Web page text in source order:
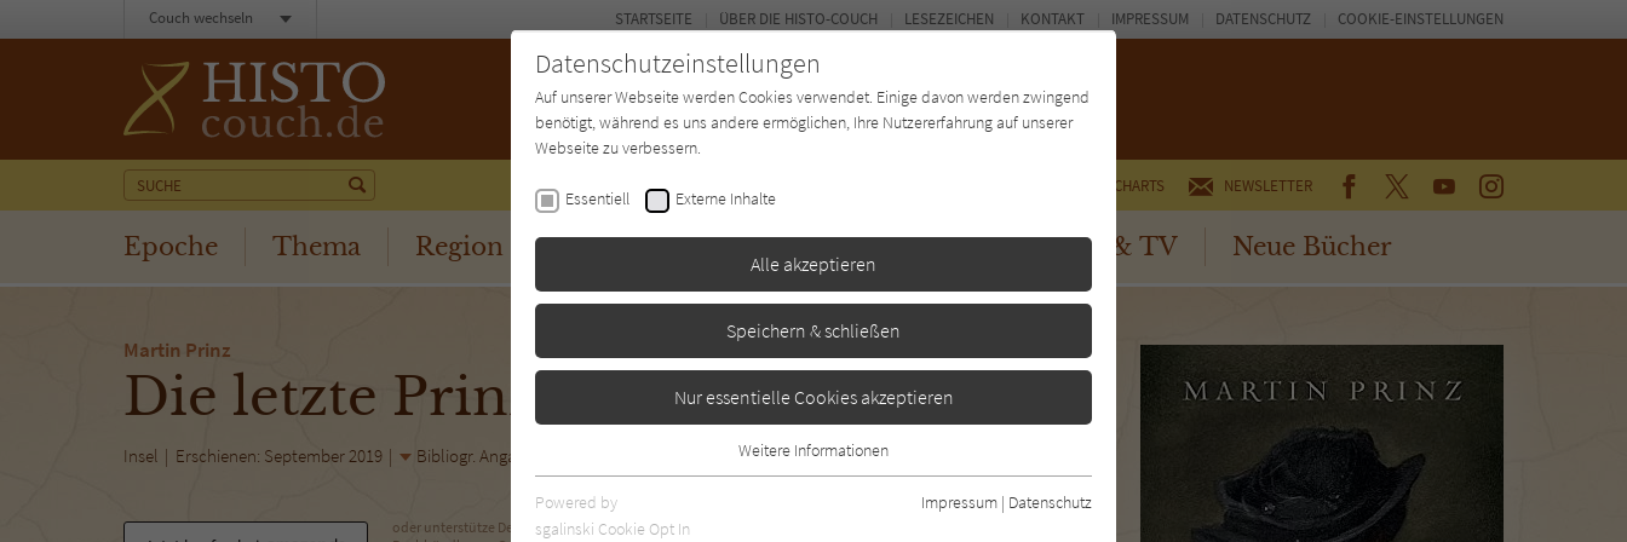
CHARTS NEWSLETTER FACEBOOKTWITTERYOUTUBEINSTAGRAM
Epoche Thema Region Buchtyp Autor*in Magazin Kino & TV Neue Bücher
STARTSEITE ÜBER DIE HISTO-COUCH LESEZEICHEN KONTAKT IMPRESSUM DATENSCHUTZ COOKIE-EINSTELLUNGEN
Couch wechseln
Martin Prinz
Die letzte Prinzessin
Insel Erschienen: September 2019 Bibliogr. Angaben
oder unterstütze Deinen
Datenschutzeinstellungen
Auf unserer Webseite werden Cookies verwendet. Einige davon werden zwingend
benötigt, während es uns andere ermöglichen, Ihre Nutzererfahrung auf unserer
Webseite zu verbessern.
Essentiell Externe Inhalte
Alle akzeptieren
Speichern & schließen
Nur essentielle Cookies akzeptieren
Essentielle Cookies werden für grundlegende Funktionen der Webseite
benötigt. Dadurch ist gewährleistet, dass die Webseite einwandfrei
Weitere Informationen
Powered by
sgalinski Cookie Opt In
Impressum | Datenschutz